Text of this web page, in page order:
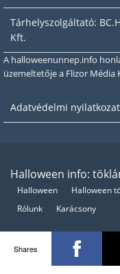
Tárhelyszolgáltató:
Kft.
A halloweenunnep.info
üzemeltetője a Flizor Média
Adatvédelmi nyilatkozat
Halloween info:
Halloween Halloween
Rólunk
Karácsony
Shares